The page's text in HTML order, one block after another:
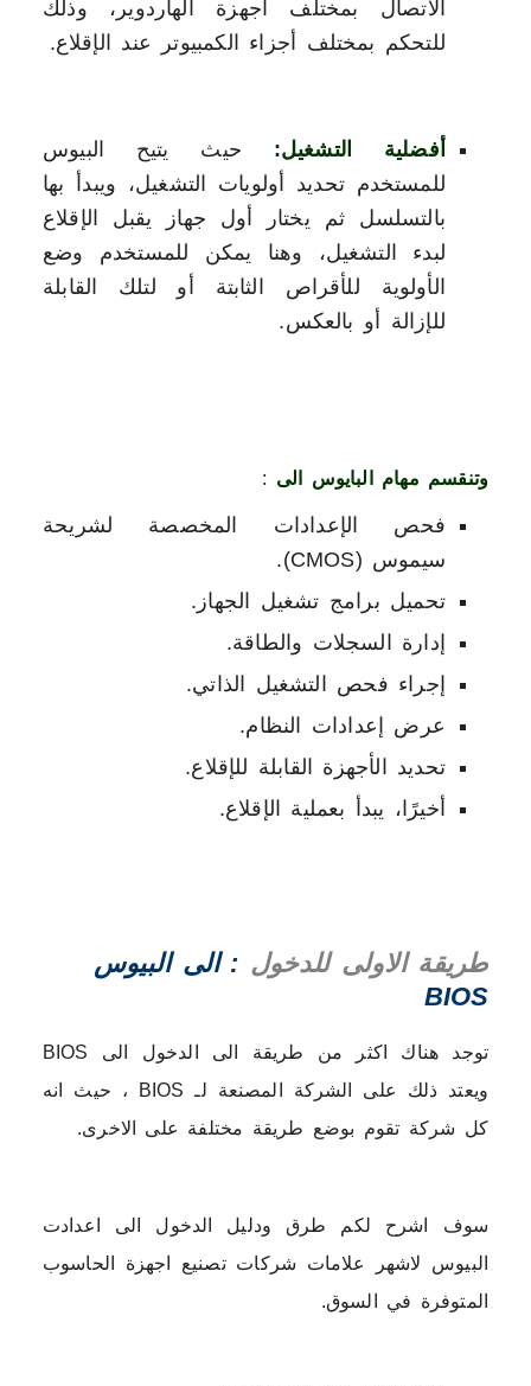
الاتصال بمختلف أجهزة الهاردوير، وذلك
للتحكم بمختلف أجزاء الكمبيوتر عند الإقلاع.
أفضلية التشغيل: حيث يتيح البيوس
للمستخدم تحديد أولويات التشغيل، ويبدأ بها
بالتسلسل ثم يختار أول جهاز يقبل الإقلاع
لبدء التشغيل، وهنا يمكن للمستخدم وضع
الأولوية للأقراص الثابتة أو لتلك القابلة
للإزالة أو بالعكس.
وتنقسم مهام البايوس الى :
فحص الإعدادات المخصصة لشريحة
سيموس (CMOS).
تحميل برامج تشغيل الجهاز.
إدارة السجلات والطاقة.
إجراء فحص التشغيل الذاتي.
عرض إعدادات النظام.
تحديد الأجهزة القابلة للإقلاع.
أخيرًا، يبدأ بعملية الإقلاع.
طريقة الاولى للدخول : الى البيوس
BIOS
توجد هناك اكثر من طريقة الى الدخول الى BIOS
ويعتد ذلك على الشركة المصنعة لـ BIOS ، حيث انه
كل شركة تقوم بوضع طريقة مختلفة على الاخرى.
سوف اشرح لكم طرق ودليل الدخول الى اعدادت
البيوس لاشهر علامات شركات تصنيع اجهزة الحاسوب
المتوفرة في السوق.